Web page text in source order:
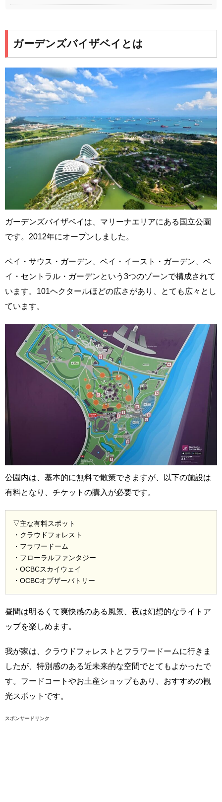
ガーデンズバイザベイとは
ガーデンズバイザベイは、マリーナエリアにある国立公園
です。2012年にオープンしました。
ベイ・サウス・ガーデン、ベイ・イースト・ガーデン、ベ
イ・セントラル・ガーデンという3つのゾーンで構成されて
います。101ヘクタールほどの広さがあり、とても広々とし
ています。
公園内は、基本的に無料で散策できますが、以下の施設は
有料となり、チケットの購入が必要です。
▽主な有料スポット
・クラウドフォレスト
・フラワードーム
・フローラルファンタジー
・OCBCスカイウェイ
・OCBCオブザーバトリー
昼間は明るくて爽快感のある風景、夜は幻想的なライトア
ップを楽しめます。
我が家は、クラウドフォレストとフラワードームに行きま
したが、特別感のある近未来的な空間でとてもよかったで
す。フードコートやお土産ショップもあり、おすすめの観
光スポットです。
スポンサードリンク